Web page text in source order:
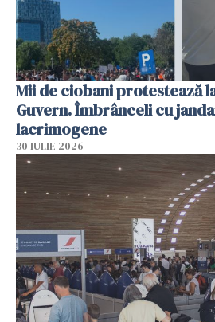
Mii de ciobani protestează
Guvern. Îmbrânceli cu
lacrimogene
30 IULIE 2026